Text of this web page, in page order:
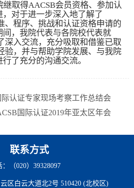
继取得AACSB会员资格、参加认
对于进一步深入地了解了
、程序、挑战和认证资格申请的
，我院代表与各院校代表就
深入交流，充分吸取和借鉴已取
验，并与帮助学院发展、与我院
了充分的沟通交流。
际认证专家现场考察工作总结会
国际认证2019年亚太区年会
联系方式
：（020）39328097
区白云大道北2号 510420 (北校区)